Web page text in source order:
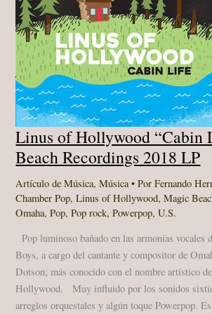
Linus of Hollywood “Cabin
Beach Recordings 2018 LP
Artículo de Música,Música• PorFernando
Chamber Pop,Linus of Hollywood,Magic
Omaha,Pop,Pop rock,Powerpop,U.S.
Pop luminoso bañado en las armonías vocales
Boys, a cargo del cantante y compositor de
Dotson; más conocido con el nombre artístico
Hollywood. Muy influido por los sonidos
arreglos orquestales y algún toque Powerpop.